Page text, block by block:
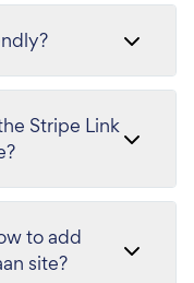
Stripe Link
to add
site?